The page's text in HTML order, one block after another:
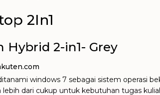
2In1
Hybrid 2-in1- Grey
windows 7 sebagai sistem operasi
lebih dari cukup untuk kebutuhan tugas